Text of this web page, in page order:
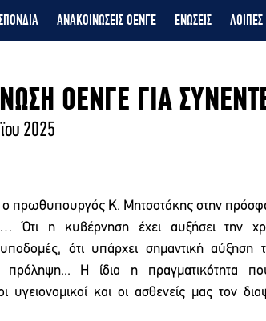
ΑΝΑΚΟΙΝΩΣΕΙΣ ΟΕΝΓΕ ΕΝΩΣΕΙΣ
ΟΕΝΓΕ ΓΙΑ
2025
ο πρωθυπουργός Κ. Μητσοτάκης στην
Ότι  η  κυβέρνηση  έχει  αυξήσει  την
υποδομές,  ότι  υπάρχει  σημαντική  αύξηση
πρόληψη...  Η  ίδια  η  πραγματικότητα
υγειονομικοί  και  οι  ασθενείς  μας  τον